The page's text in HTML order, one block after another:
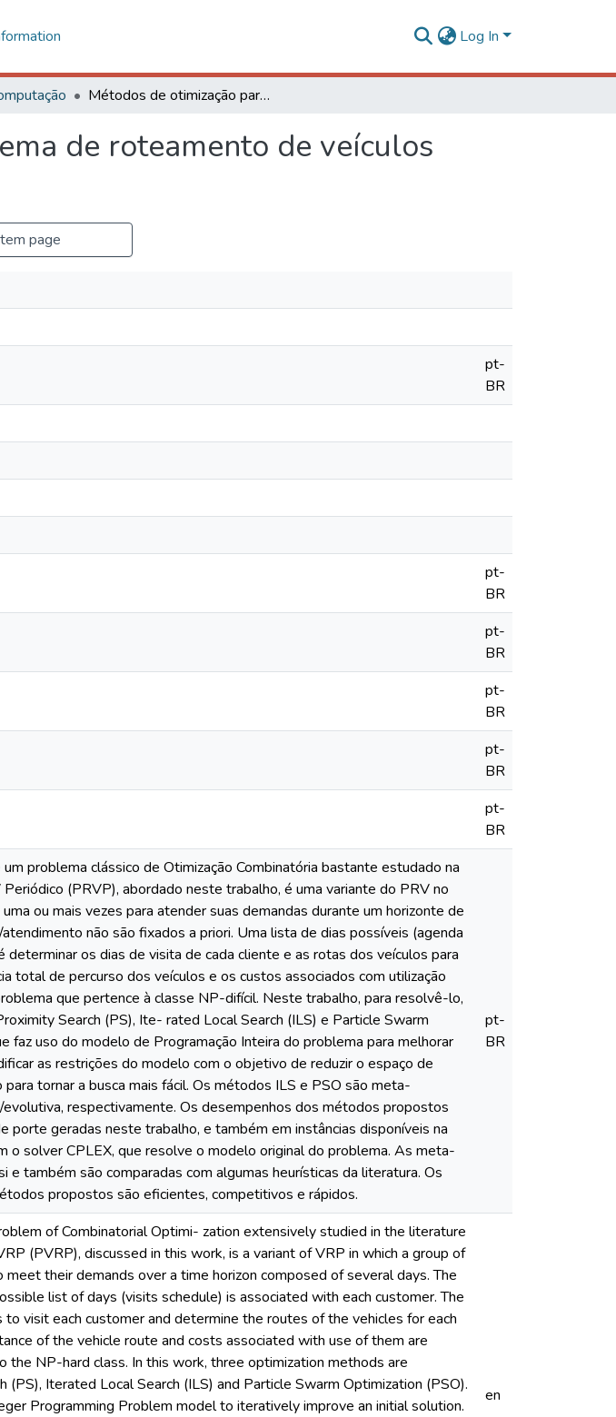
Log In
Métodos de otimização para o problema de roteamento de veículos periódico com frota heterogênea
de roteamento de veículos
page
pt-
BR
pt-
BR
pt-
BR
pt-
BR
pt-
BR
pt-
BR
problema clássico de Otimização Combinatória bastante estudado na
(PRVP), abordado neste trabalho, é uma variante do PRV no
ou mais vezes para atender suas demandas durante um horizonte de
não são fixados a priori. Uma lista de dias possíveis (agenda
os dias de visita de cada cliente e as rotas dos veículos para
total de percurso dos veículos e os custos associados com utilização
que pertence à classe NP-difícil. Neste trabalho, para resolvê-lo,
Search (PS), Ite- rated Local Search (ILS) e Particle Swarm
faz uso do modelo de Programação Inteira do problema para melhorar
as restrições do modelo com o objetivo de reduzir o espaço de
tornar a busca mais fácil. Os métodos ILS e PSO são meta-
evolutiva, respectivamente. Os desempenhos dos métodos propostos
porte geradas neste trabalho, e também em instâncias disponíveis na
o solver CPLEX, que resolve o modelo original do problema. As meta-
também são comparadas com algumas heurísticas da literatura. Os
propostos são eficientes, competitivos e rápidos.
pt-
BR
of Combinatorial Optimi- zation extensively studied in the literature
(PVRP), discussed in this work, is a variant of VRP in which a group of
their demands over a time horizon composed of several days. The
list of days (visits schedule) is associated with each customer. The
visit each customer and determine the routes of the vehicles for each
of the vehicle route and costs associated with use of them are
the NP-hard class. In this work, three optimization methods are
Iterated Local Search (ILS) and Particle Swarm Optimization (PSO).
Programming Problem model to iteratively improve an initial solution.
en